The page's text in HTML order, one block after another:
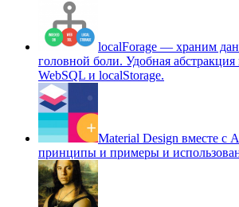
localForage — храним
головной боли. Удобная
WebSQL и localStorage.
Material Design вместе с
принципы и примеры и